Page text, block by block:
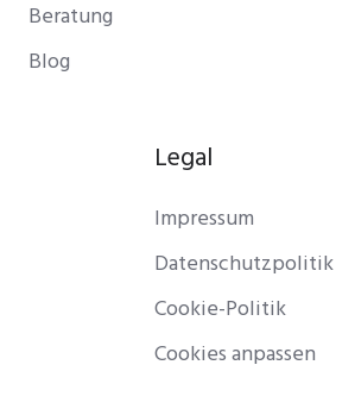
Beratung
Blog
Legal
Impressum
Datenschutzpolitik
Cookie-Politik
Cookies anpassen